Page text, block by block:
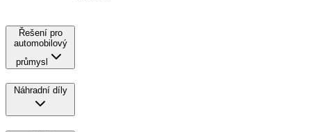
Řešení pro
automobilový
průmysl
Náhradní díly